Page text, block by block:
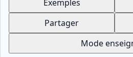
Exemples
Partager
Mode